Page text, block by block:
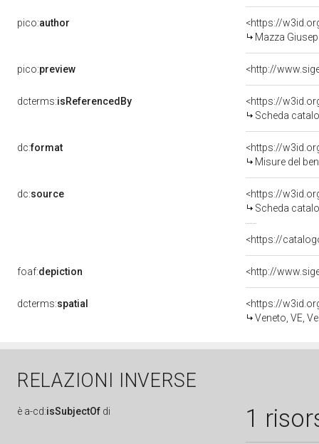
pico:author
<https://
Mazza
pico:preview
dcterms:isReferencedBy
<https://
Scheda
dc:format
<https://
Misure del
dc:source
<https://
Scheda
<https://
foaf:depiction
dcterms:spatial
<https://
Veneto, VE,
RELAZIONI INVERSE
è a-cd:isSubjectOf di 1